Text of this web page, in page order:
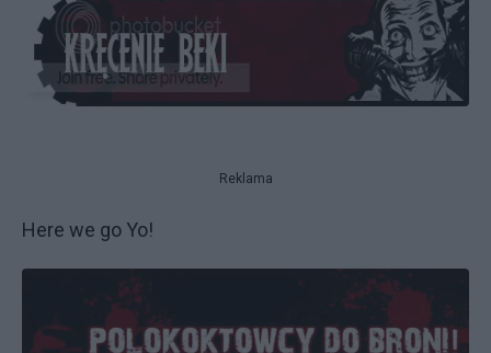
Reklama
Here we go Yo!